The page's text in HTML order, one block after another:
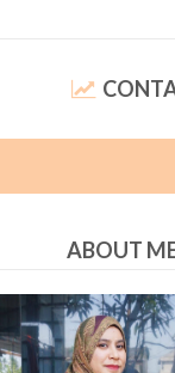
ABOUT